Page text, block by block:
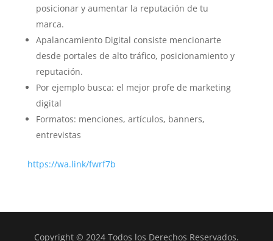
posicionar y aumentar la reputación de tu
marca.
Apalancamiento Digital consiste mencionarte
desde portales de alto tráfico, posicionamiento y
reputación.
Por ejemplo busca: el mejor profe de marketing
digital
Formatos: menciones, artículos, banners,
entrevistas
https://wa.link/fwrf7b
Copyright © 2024 Todos los Derechos Reservados.